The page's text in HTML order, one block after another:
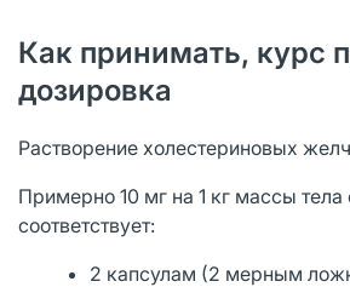
Как принимать, курс
дозировка
Растворение холестериновых
Примерно 10 мг на 1 кг массы
соответствует:
2 капсулам (2 мерным